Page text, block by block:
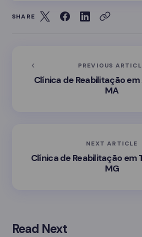
SHARE
PREVIOUS
Clínica de Reabilitação
MA
NEXT ARTICLE
Clínica de Reabilitação em
MG
Read Next